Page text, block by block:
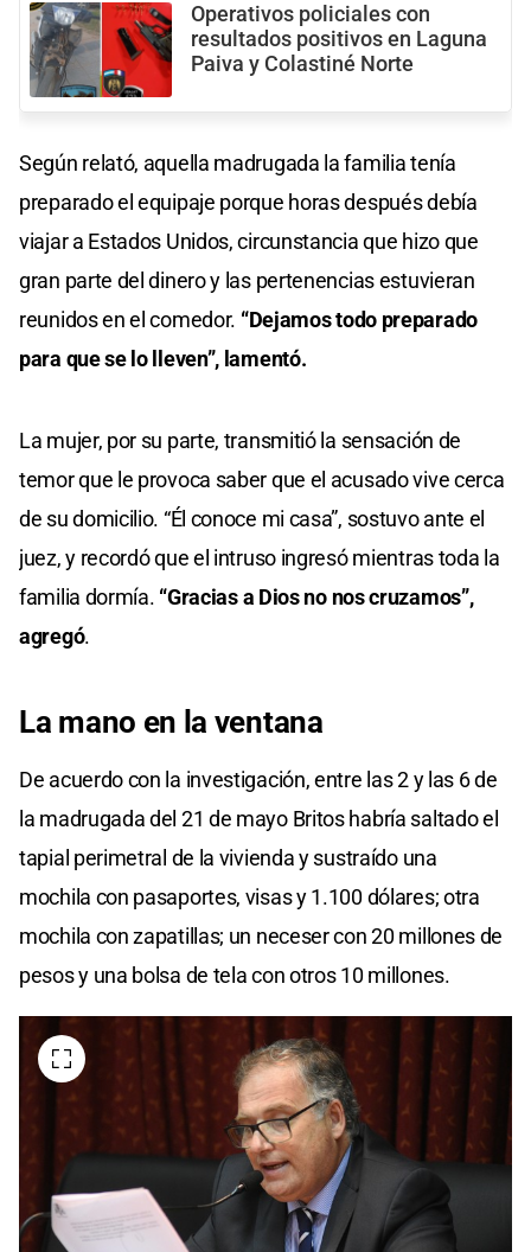
Operativos policiales con
resultados positivos en Laguna
Paiva y Colastiné Norte
Según relató, aquella madrugada la familia tenía
preparado el equipaje porque horas después debía
viajar a Estados Unidos, circunstancia que hizo que
gran parte del dinero y las pertenencias estuvieran
reunidos en el comedor. “Dejamos todo preparado
para que se lo lleven”, lamentó.
La mujer, por su parte, transmitió la sensación de
temor que le provoca saber que el acusado vive cerca
de su domicilio. “Él conoce mi casa”, sostuvo ante el
juez, y recordó que el intruso ingresó mientras toda la
familia dormía. “Gracias a Dios no nos cruzamos”,
agregó.
La mano en la ventana
De acuerdo con la investigación, entre las 2 y las 6 de
la madrugada del 21 de mayo Britos habría saltado el
tapial perimetral de la vivienda y sustraído una
mochila con pasaportes, visas y 1.100 dólares; otra
mochila con zapatillas; un neceser con 20 millones de
pesos y una bolsa de tela con otros 10 millones.